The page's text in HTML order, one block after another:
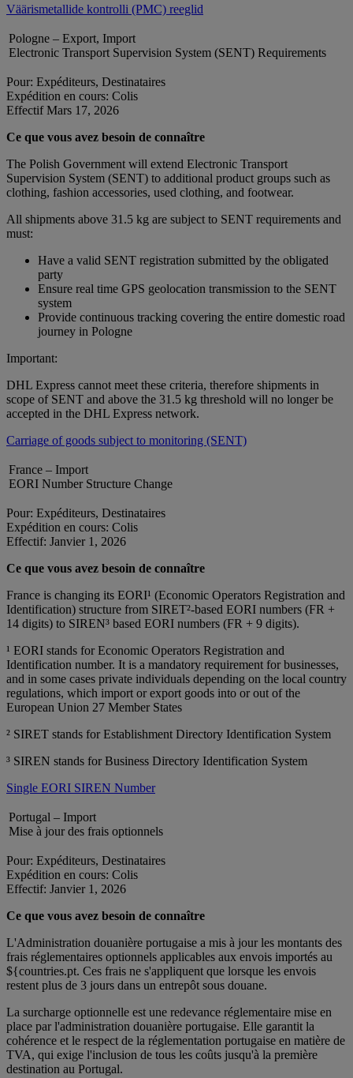
Väärismetallide kontrolli (PMC) reeglid
Pologne – Export, Import
Electronic Transport Supervision System (SENT) Requirements
Pour: Expéditeurs, Destinataires
Expédition en cours: Colis
Effectif Mars 17, 2026
Ce que vous avez besoin de connaître
The Polish Government will extend Electronic Transport
Supervision System (SENT) to additional product groups such as
clothing, fashion accessories, used clothing, and footwear.
All shipments above 31.5 kg are subject to SENT requirements and
must:
Have a valid SENT registration submitted by the obligated
party
Ensure real time GPS geolocation transmission to the SENT
system
Provide continuous tracking covering the entire domestic road
journey in Pologne
Important:
DHL Express cannot meet these criteria, therefore shipments in
scope of SENT and above the 31.5 kg threshold will no longer be
accepted in the DHL Express network.
Carriage of goods subject to monitoring (SENT)
France – Import
EORI Number Structure Change
Pour: Expéditeurs, Destinataires
Expédition en cours: Colis
Effectif: Janvier 1, 2026
Ce que vous avez besoin de connaître
France is changing its EORI¹ (Economic Operators Registration and
Identification) structure from SIRET²‑based EORI numbers (FR +
14 digits) to SIREN³ based EORI numbers (FR + 9 digits).
¹ EORI stands for Economic Operators Registration and
Identification number. It is a mandatory requirement for businesses,
and in some cases private individuals depending on the local country
regulations, which import or export goods into or out of the
European Union 27 Member States
² SIRET stands for Establishment Directory Identification System
³ SIREN stands for Business Directory Identification System
Single EORI SIREN Number
Portugal – Import
Mise à jour des frais optionnels
Pour: Expéditeurs, Destinataires
Expédition en cours: Colis
Effectif: Janvier 1, 2026
Ce que vous avez besoin de connaître
L'Administration douanière portugaise a mis à jour les montants des
frais réglementaires optionnels applicables aux envois importés au
${countries.pt. Ces frais ne s'appliquent que lorsque les envois
restent plus de 3 jours dans un entrepôt sous douane.
La surcharge optionnelle est une redevance réglementaire mise en
place par l'administration douanière portugaise. Elle garantit la
cohérence et le respect de la réglementation portugaise en matière de
TVA, qui exige l'inclusion de tous les coûts jusqu'à la première
destination au Portugal.